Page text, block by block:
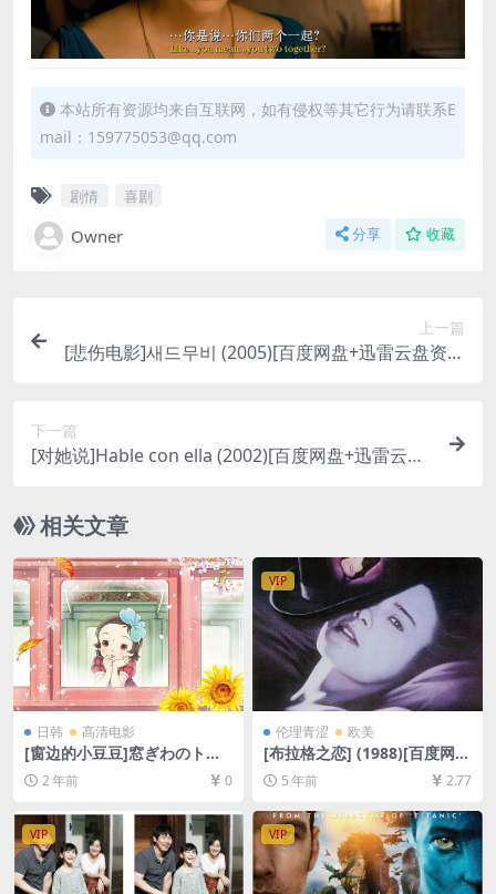
本站所有资源均来自互联网，如有侵权等其它行为请联系E
mail：159775053@qq.com
剧情 喜剧
Owner 分享 收藏
上一篇
[悲伤电影]새드무비 (2005)[百度网盘+迅雷云盘资源
下一篇
[对她说]Hable con ella (2002)[百度网盘+迅雷云盘
相关文章
日韩 高清电影
[窗边的小豆豆]窓ぎわのトッ
トちゃん (2023)[百度网盘+夸
克网盘1080P超清未删减资源]
7GB][中文字幕]
2 年前 0
VIP
伦理青涩 欧美
[布拉格之恋] (1988)[百度网盘
+迅雷云盘资源1080P超清未
删减][MP4/9.4GB][中英字幕]
【视频文件+防和谐压缩包
（含解压密码）】
5 年前 2.77
VIP VIP